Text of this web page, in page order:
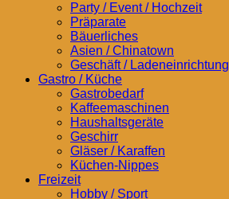
Party / Event / Hochzeit
Präparate
Bäuerliches
Asien / Chinatown
Geschäft / Ladeneinrichtung
Gastro / Küche
Gastrobedarf
Kaffeemaschinen
Haushaltsgeräte
Geschirr
Gläser / Karaffen
Küchen-Nippes
Freizeit
Hobby / Sport